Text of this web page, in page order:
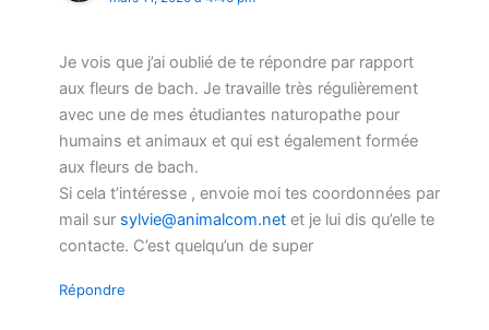
Je vois que j’ai oublié de te répondre par rapport
aux fleurs de bach. Je travaille très régulièrement
avec une de mes étudiantes naturopathe pour
humains et animaux et qui est également formée
aux fleurs de bach.
Si cela t’intéresse , envoie moi tes coordonnées par
mail sur sylvie@animalcom.net et je lui dis qu’elle te
contacte. C’est quelqu’un de super
Répondre